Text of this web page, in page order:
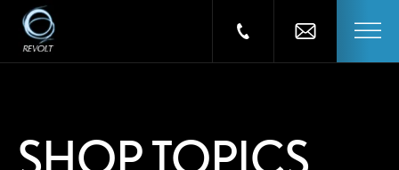
SHOP TOPICS